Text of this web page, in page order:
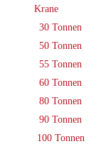
Krane
30 Tonnen
50 Tonnen
55 Tonnen
60 Tonnen
80 Tonnen
90 Tonnen
100 Tonnen